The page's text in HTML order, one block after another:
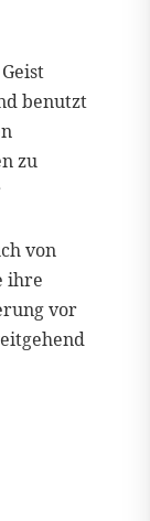
benutzt
zu
von
ihre
vor